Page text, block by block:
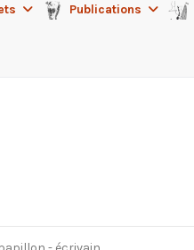
Publications